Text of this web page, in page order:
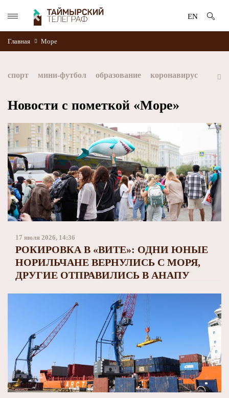
EN
Главная Море
спорт мини-футбол образование коронавирус
Норникель Красноярский край Таймыр
автографы истории Красноярскийкрай Арктика
МФК Норильский никель хоккей
Заполярный филиал Норникеля NordStar ЗГУ
Новости с пометкой «Море»
17 июля 2026, 14:36
РОКИРОВКА В «ВИТЕ»: ОДНИ ЮНЫЕ
НОРИЛЬЧАНЕ ВЕРНУЛИСЬ С МОРЯ,
ДРУГИЕ ОТПРАВИЛИСЬ В АНАПУ